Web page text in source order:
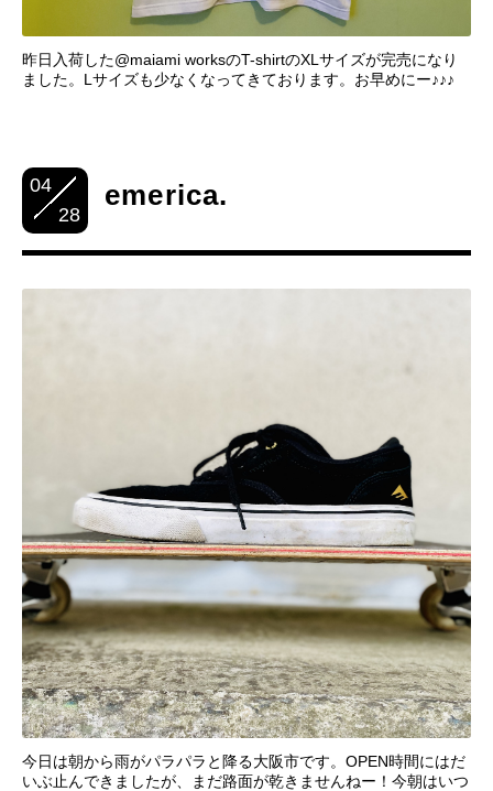
昨日入荷した@maiami worksのT-shirtのXLサイズが完売になり
ました。Lサイズも少なくなってきております。お早めにー♪♪♪
04
28
emerica.
今日は朝から雨がパラパラと降る大阪市です。OPEN時間にはだ
いぶ止んできましたが、まだ路面が乾きませんねー！今朝はいつ